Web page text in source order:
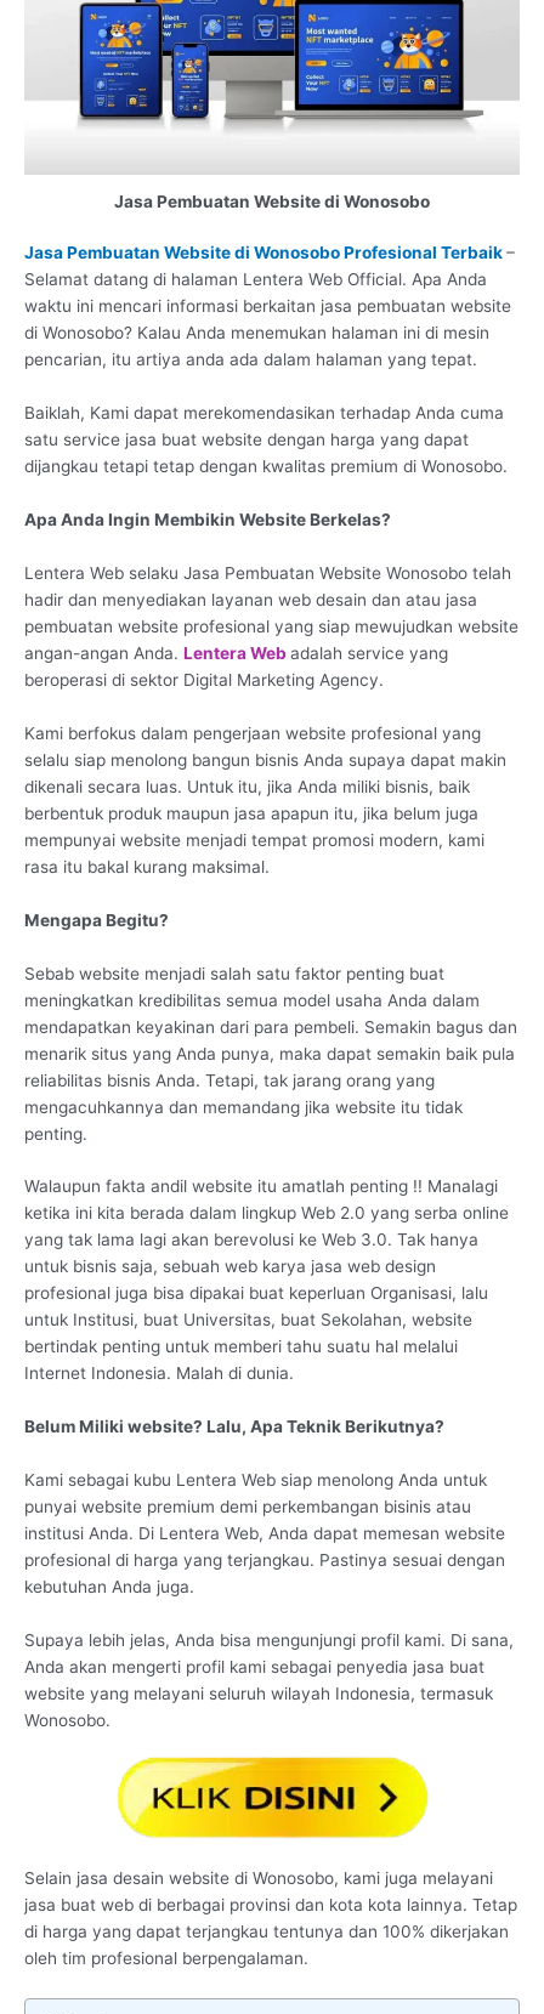
Jasa Pembuatan Website di Wonosobo
Jasa Pembuatan Website di Wonosobo Profesional Terbaik–
Selamat datang di halaman Lentera Web Official. Apa Anda
waktu ini mencari informasi berkaitan jasa pembuatan website
di Wonosobo? Kalau Anda menemukan halaman ini di mesin
pencarian, itu artiya anda ada dalam halaman yang tepat.
Baiklah, Kami dapat merekomendasikan terhadap Anda cuma
satu service jasa buat website dengan harga yang dapat
dijangkau tetapi tetap dengan kwalitas premium di Wonosobo.
Apa Anda Ingin Membikin Website Berkelas?
Lentera Web selaku Jasa Pembuatan Website Wonosobo telah
hadir dan menyediakan layanan web desain dan atau jasa
pembuatan website profesional yang siap mewujudkan website
angan-angan Anda. Lentera Web adalah service yang
beroperasi di sektor Digital Marketing Agency.
Kami berfokus dalam pengerjaan website profesional yang
selalu siap menolong bangun bisnis Anda supaya dapat makin
dikenali secara luas. Untuk itu, jika Anda miliki bisnis, baik
berbentuk produk maupun jasa apapun itu, jika belum juga
mempunyai website menjadi tempat promosi modern, kami
rasa itu bakal kurang maksimal.
Mengapa Begitu?
Sebab website menjadi salah satu faktor penting buat
meningkatkan kredibilitas semua model usaha Anda dalam
mendapatkan keyakinan dari para pembeli. Semakin bagus dan
menarik situs yang Anda punya, maka dapat semakin baik pula
reliabilitas bisnis Anda. Tetapi, tak jarang orang yang
mengacuhkannya dan memandang jika website itu tidak
penting.
Walaupun fakta andil website itu amatlah penting !! Manalagi
ketika ini kita berada dalam lingkup Web 2.0 yang serba online
yang tak lama lagi akan berevolusi ke Web 3.0. Tak hanya
untuk bisnis saja, sebuah web karya jasa web design
profesional juga bisa dipakai buat keperluan Organisasi, lalu
untuk Institusi, buat Universitas, buat Sekolahan, website
bertindak penting untuk memberi tahu suatu hal melalui
Internet Indonesia. Malah di dunia.
Belum Miliki website? Lalu, Apa Teknik Berikutnya?
Kami sebagai kubu Lentera Web siap menolong Anda untuk
punyai website premium demi perkembangan bisinis atau
institusi Anda. Di Lentera Web, Anda dapat memesan website
profesional di harga yang terjangkau. Pastinya sesuai dengan
kebutuhan Anda juga.
Supaya lebih jelas, Anda bisa mengunjungi profil kami. Di sana,
Anda akan mengerti profil kami sebagai penyedia jasa buat
website yang melayani seluruh wilayah Indonesia, termasuk
Wonosobo.
Selain jasa desain website di Wonosobo, kami juga melayani
jasa buat web di berbagai provinsi dan kota kota lainnya. Tetap
di harga yang dapat terjangkau tentunya dan 100% dikerjakan
oleh tim profesional berpengalaman.